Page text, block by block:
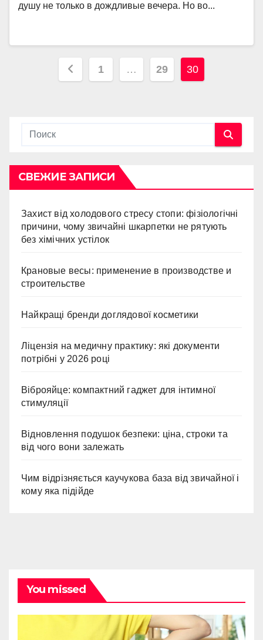
душу не только в дождливые вечера. Но во...
Навигация
1 … 29 30
СВЕЖИЕ ЗАПИСИ
Захист від холодового стресу стопи: фізіологічні
причини, чому звичайні шкарпетки не рятують
без хімічних устілок
Крановые весы: применение в производстве и
строительстве
Найкращі бренди доглядової косметики
Ліцензія на медичну практику: які документи
потрібні у 2026 році
Віброяйце: компактний гаджет для інтимної
стимуляції
Відновлення подушок безпеки: ціна, строки та
від чого вони залежать
Чим відрізняється каучукова база від звичайної і
кому яка підійде
You missed